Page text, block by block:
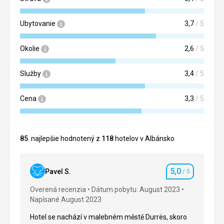
Ubytovanie 3,7 / 5
Okolie 2,6 / 5
Služby 3,4 / 5
Cena 3,3 / 5
85 . najlepšie hodnotený z 118 hotelov v Albánsko
Pavel S. Hodnotenie
5,0 / 5
Overená recenzia
Dátum pobytu: August 2023
Napísané August 2023
Hotel se nachází v malebném městě Durrës, skoro